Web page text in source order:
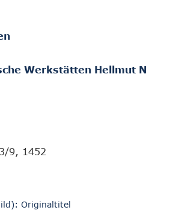
Werkstätten Hellmut N
9, 1452
Originaltitel